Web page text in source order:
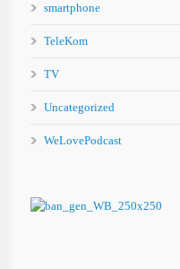
smartphone
TeleKom
TV
Uncategorized
WeLovePodcast